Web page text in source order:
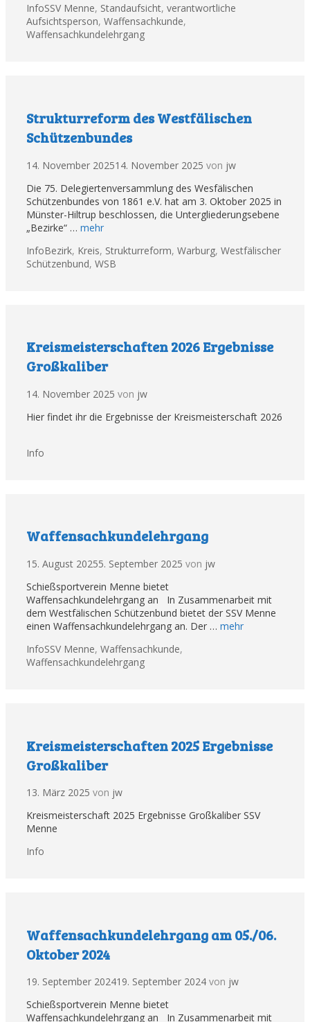
Kategorien
InfoTags
SSV Menne, Standaufsicht, verantwortliche
Aufsichtsperson, Waffensachkunde,
Waffensachkundelehrgang
Strukturreform des Westfälischen
Schützenbundes
14. November 202514. November 2025 von jw
Die 75. Delegiertenversammlung des Wesfälischen
Schützenbundes von 1861 e.V. hat am 3. Oktober 2025 in
Münster-Hiltrup beschlossen, die Untergliederungsebene
„Bezirke“ … mehr
Kategorien
InfoTags
Bezirk, Kreis, Strukturreform, Warburg, Westfälischer
Schützenbund, WSB
Kreismeisterschaften 2026 Ergebnisse
Großkaliber
14. November 2025 von jw
Hier findet ihr die Ergebnisse der Kreismeisterschaft 2026
Kategorien
Info
Waffensachkundelehrgang
15. August 20255. September 2025 von jw
Schießsportverein Menne bietet
Waffensachkundelehrgang an In Zusammenarbeit mit
dem Westfälischen Schützenbund bietet der SSV Menne
einen Waffensachkundelehrgang an. Der … mehr
Kategorien
InfoTags
SSV Menne, Waffensachkunde,
Waffensachkundelehrgang
Kreismeisterschaften 2025 Ergebnisse
Großkaliber
13. März 2025 von jw
Kreismeisterschaft 2025 Ergebnisse Großkaliber SSV
Menne
Kategorien
Info
Waffensachkundelehrgang am 05./06.
Oktober 2024
19. September 202419. September 2024 von jw
Schießsportverein Menne bietet
Waffensachkundelehrgang an In Zusammenarbeit mit